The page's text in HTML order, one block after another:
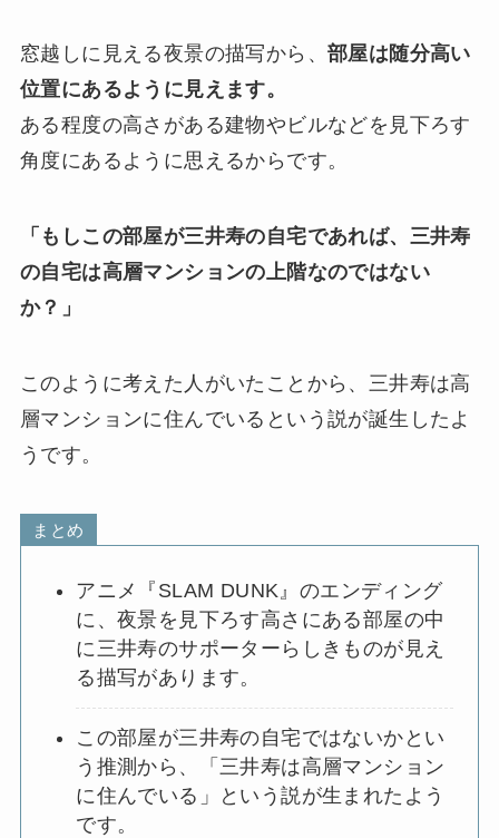
窓越しに見える夜景の描写から、 部屋は随分高い
位置にあるように見えます。
ある程度の高さがある建物やビルなどを見下ろす
角度にあるように思えるからです。
「もしこの部屋が三井寿の自宅であれば、三井寿
の自宅は高層マンションの上階なのではない
か？」
このように考えた人がいたことから、三井寿は高
層マンションに住んでいるという説が誕生したよ
うです。
まとめ
アニメ『SLAM DUNK』のエンディング
に、夜景を見下ろす高さにある部屋の中
に三井寿のサポーターらしきものが見え
る描写があります。
この部屋が三井寿の自宅ではないかとい
う推測から、「三井寿は高層マンション
に住んでいる」という説が生まれたよう
です。